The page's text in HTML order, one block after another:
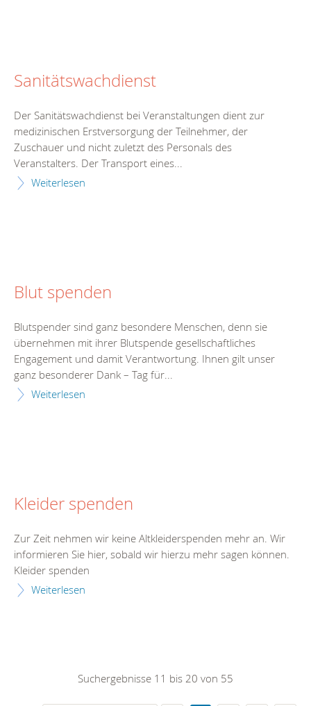
Sanitätswachdienst
Der Sanitätswachdienst bei Veranstaltungen dient zur
medizinischen Erstversorgung der Teilnehmer, der
Zuschauer und nicht zuletzt des Personals des
Veranstalters. Der Transport eines...
Weiterlesen
Blut spenden
Blutspender sind ganz besondere Menschen, denn sie
übernehmen mit ihrer Blutspende gesellschaftliches
Engagement und damit Verantwortung. Ihnen gilt unser
ganz besonderer Dank – Tag für...
Weiterlesen
Kleider spenden
Zur Zeit nehmen wir keine Altkleiderspenden mehr an. Wir
informieren Sie hier, sobald wir hierzu mehr sagen können.
Kleider spenden
Weiterlesen
Suchergebnisse 11 bis 20 von 55